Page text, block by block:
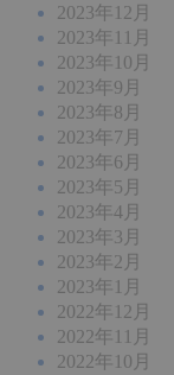
2023年12月
2023年11月
2023年10月
2023年9月
2023年8月
2023年7月
2023年6月
2023年5月
2023年4月
2023年3月
2023年2月
2023年1月
2022年12月
2022年11月
2022年10月